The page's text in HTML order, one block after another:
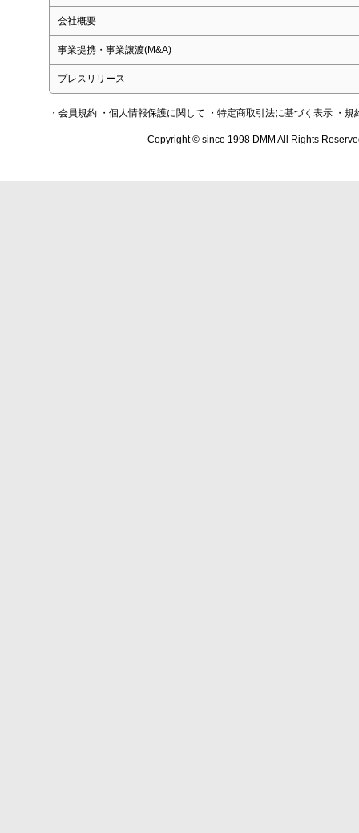
会社概要
事業提携・事業譲渡(M&A)
プレスリリース
・会員規約 ・個人情報保護に関して ・特定商取引法に基づく表示 ・規
Copyright © since 1998 DMM All Rights